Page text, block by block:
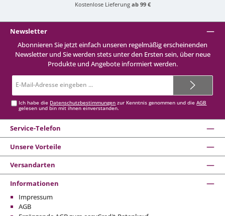
Kostenlose Lieferung ab 99 €
Newsletter
Abonnieren Sie jetzt einfach unseren regelmäßig erscheinenden
Newsletter und Sie werden stets unter den Ersten sein, über neue
Produkte und Angebote informiert werden.
Mail-
Ich habe die Datenschutzbestimmungen zur Kenntnis genommen und dieAGB
gelesen und bin mit ihnen einverstanden.
Service-Telefon
Unsere Vorteile
Versandarten
Informationen
Impressum
AGB